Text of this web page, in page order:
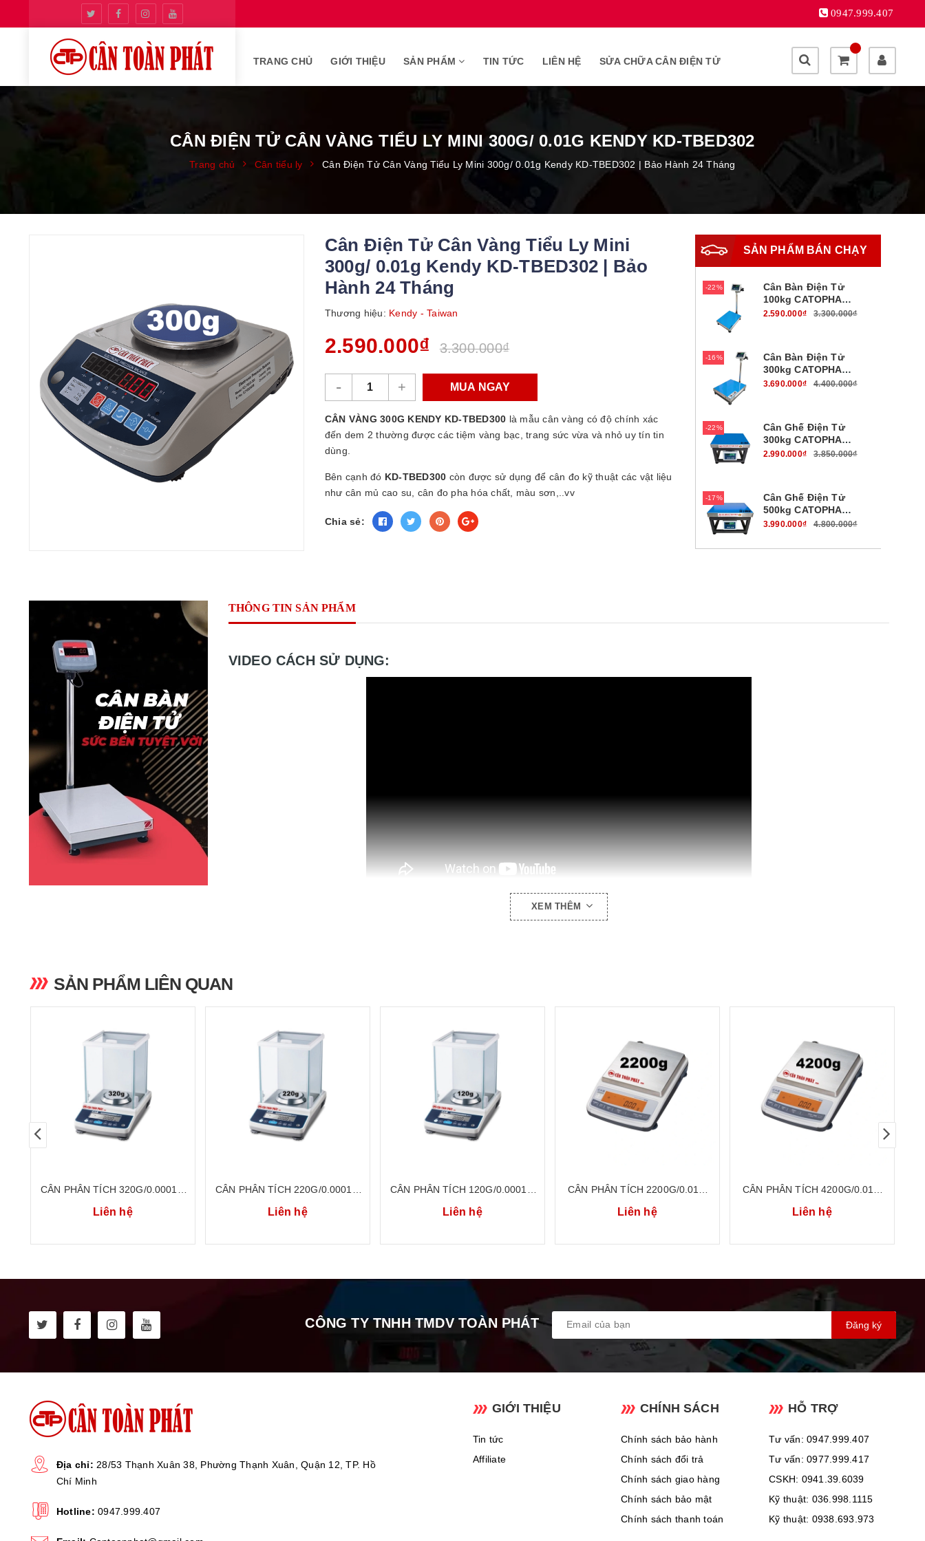
0947.999.407
TRANG CHỦ GIỚI THIỆU SẢN PHẨM TIN TỨC LIÊN HỆ SỬA CHỮA CÂN ĐIỆN TỬ
CÂN ĐIỆN TỬ CÂN VÀNG TIỂU LY MINI 300G/ 0.01G KENDY KD-TBED302
Trang chủ Cân tiểu ly Cân Điện Tử Cân Vàng Tiểu Ly Mini 300g/ 0.01g Kendy KD-TBED302 | Bảo Hành 24 Tháng
Cân Điện Tử Cân Vàng Tiểu Ly Mini
300g/ 0.01g Kendy KD-TBED302 | Bảo
Hành 24 Tháng
Thương hiệu: Kendy - Taiwan
2.590.000₫ 3.300.000₫
- + MUA NGAY
CÂN VÀNG 300G KENDY KD-TBED300 là mẫu cân vàng có độ chính xác
đến dem 2 thường được các tiệm vàng bạc, trang sức vừa và nhỏ uy tín tin
dùng.
Bên cạnh đó KD-TBED300 còn được sử dụng để cân đo kỹ thuật các vật liệu
như cân mủ cao su, cân đo pha hóa chất, màu sơn,..vv
Chia sẻ:
SẢN PHẨM BÁN CHẠY
22%
Cân Bàn Điện Tử
100kg CATOPHA
B19W100B45
2.590.000₫ 3.300.000₫
16%
Cân Bàn Điện Tử
300kg CATOPHA
B19W300B56
3.690.000₫ 4.400.000₫
22%
Cân Ghế Điện Tử
300kg CATOPHA
B19W300G45
2.990.000₫ 3.850.000₫
17%
Cân Ghế Điện Tử
500kg CATOPHA
B19W500G56
3.990.000₫ 4.800.000₫
THÔNG TIN SẢN PHẨM
VIDEO CÁCH SỬ DỤNG:
XEM THÊM
SẢN PHẨM LIÊN QUAN
CÂN PHÂN TÍCH 320G/0.0001G
CÂN ĐIỆN TỬ HÀN QUỐC CAS
CATX-324
Liên hệ
CÂN PHÂN TÍCH 220G/0.0001G
CÂN ĐIỆN TỬ HÀN QUỐC CAS
CATX-224
Liên hệ
CÂN PHÂN TÍCH 120G/0.0001G
CÂN ĐIỆN TỬ HÀN QUỐC CAS
CATX-124
Liên hệ
CÂN PHÂN TÍCH 2200G/0.01G
CÂN ĐIỆN TỬ HÀN QUỐC CAS
CU-2200HX
Liên hệ
CÂN PHÂN TÍCH 4200G/0.01G
CÂN ĐIỆN TỬ HÀN QUỐC CAS
CU-4200HX
Liên hệ
CÔNG TY TNHH TMDV TOÀN PHÁT Đăng ký
Địa chỉ: 28/53 Thạnh Xuân 38, Phường Thạnh Xuân, Quận 12, TP. Hồ
Chí Minh
Hotline: 0947.999.407
GIỚI THIỆU
Tin tức
Affiliate
CHÍNH SÁCH
Chính sách bảo hành
Chính sách đổi trả
Chính sách giao hàng
Chính sách bảo mật
Chính sách thanh toán
HỖ TRỢ
Tư vấn: 0947.999.407
Tư vấn: 0977.999.417
CSKH: 0941.39.6039
Kỹ thuật: 036.998.1115
Kỹ thuật: 0938.693.973